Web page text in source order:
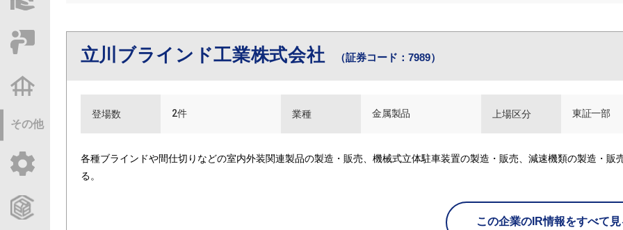
その他
ご利用ガイド
立川ブラインド工業株式会社 （証券コード：7989）
登場数 2件 業種 金属製品 上場区分 東証一部
各種ブラインドや間仕切りなどの室内外装関連製品の製造・販売、機械式立体駐車装置の製造・販売、減速機類の製造・販
る。
この企業のIR情報をすべて見